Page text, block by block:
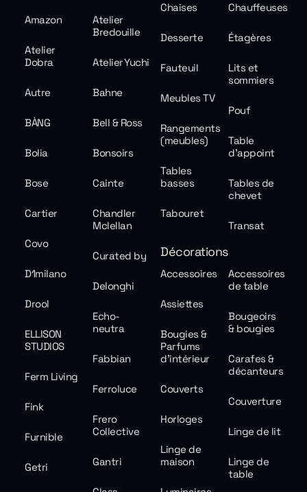
Amazon
Atelier
Bredouille
Atelier
Dobra
Atelier Yuchi
Autre Bahne
BÀNG Bell & Ross
Bolia Bonsoirs
Bose Cainte
Cartier
Chandler
Mclellan
Covo
Curated by
D1milano
Delonghi
Drool
Echo-
neutra
ELLISON
STUDIOS
Fabbian
Ferm Living
Ferroluce
Fink
Frero
Collective
Furnible
Gantri
Getri
Chaises Chauffeuses
Desserte Étagères
Fauteuil
Lits et
sommiers
Meubles TV
Pouf
Rangements
(meubles)
Table
d'appoint
Tables
basses
Tables de
chevet
Tabouret
Transat
Décorations
Accessoires
Accessoires
de table
Assiettes
Bougeoirs
& bougies
Bougies &
Parfums
d'intérieur
Carafes &
décanteurs
Couverts
Couverture
Horloges
Linge de lit
Linge de
maison
Linge de
table